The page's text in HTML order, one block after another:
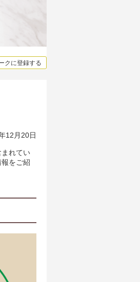
クに登録する
12月20日
れてい
をご紹